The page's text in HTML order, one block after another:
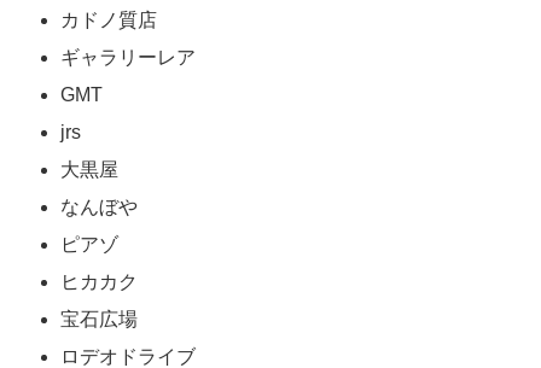
カドノ質店
ギャラリーレア
GMT
jrs
大黒屋
なんぼや
ピアゾ
ヒカカク
宝石広場
ロデオドライブ